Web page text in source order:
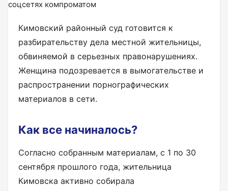
Кимовский районный суд готовится к
разбирательству дела местной жительницы,
обвиняемой в серьезных правонарушениях.
Женщина подозревается в вымогательстве и
распространении порнографических
материалов в сети.
Как все начиналось?
Согласно собранным материалам, с 1 по 30
сентября прошлого года, жительница
Кимовска активно собирала